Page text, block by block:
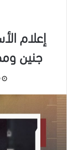
إعلام
جنين